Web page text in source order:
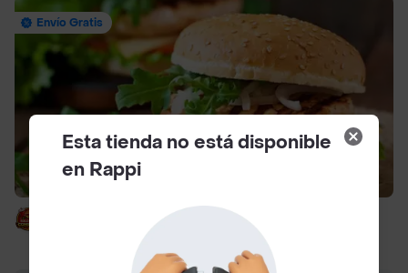
Envío Gratis
Solo Combo Burguer Ll
$ 14.000
Esta tienda no está disponible
en Rappi